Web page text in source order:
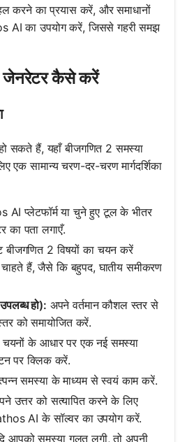
करने का प्रयास करें, और समाधानों
AI का उपयोग करें, जिससे गहरी समझ
जेनरेटर कैसे करें
सकते हैं, यहाँ बीजगणित 2 समस्या
सामान्य चरण-दर-चरण मार्गदर्शिका
AI प्लेटफॉर्म या चुने हुए टूल के भीतर
का पता लगाएँ.
बीजगणित 2 विषयों का चयन करें
हैं, जैसे कि बहुपद, घातीय समीकरण
हो): अपने वर्तमान कौशल स्तर से
को समायोजित करें.
चयनों के आधार पर एक नई समस्या
पर क्लिक करें.
समस्या के माध्यम से स्वयं काम करें.
उत्तर को सत्यापित करने के लिए
AI के सॉल्वर का उपयोग करें.
आपको समस्या गलत लगी, तो अपनी